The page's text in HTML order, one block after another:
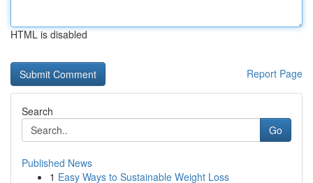
HTML is disabled
Report Page
Search
Go
Published News
1 Easy Ways to Sustainable Weight Loss